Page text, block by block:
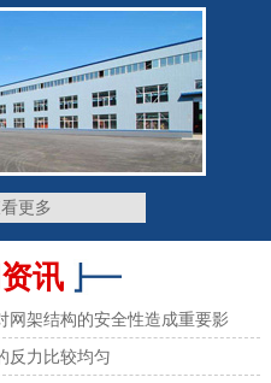
网架钢铰支座
网架橡胶支座
更多
讯
网架结构的安全性造成重要影
反力比较均匀